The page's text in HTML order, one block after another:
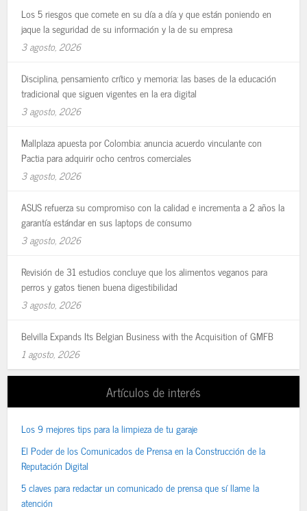
Los 5 riesgos que comete en su día a día y que están poniendo en
jaque la seguridad de su información y la de su empresa
3 agosto, 2026
Disciplina, pensamiento crítico y memoria: las bases de la educación
tradicional que siguen vigentes en la era digital
3 agosto, 2026
Mallplaza apuesta por Colombia: anuncia acuerdo vinculante con
Pactia para adquirir ocho centros comerciales
3 agosto, 2026
ASUS refuerza su compromiso con la calidad e incrementa a 2 años la
garantía estándar en sus laptops de consumo
3 agosto, 2026
Revisión de 31 estudios concluye que los alimentos veganos para
perros y gatos tienen buena digestibilidad
3 agosto, 2026
Belvilla Expands Its Belgian Business with the Acquisition of GMFB
1 agosto, 2026
Artículos de interés
Los 9 mejores tips para la limpieza de tu garaje
El Poder de los Comunicados de Prensa en la Construcción de la
Reputación Digital
5 claves para redactar un comunicado de prensa que sí llame la
atención